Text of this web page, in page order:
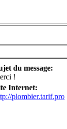
du message:
!
Internet:
plombier.tarif.pro